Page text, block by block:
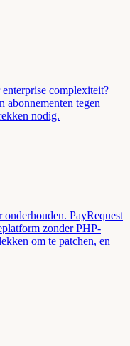
complexiteit?
abonnementen tegen
nodig.
PayRequest
zonder PHP-
om te patchen, en